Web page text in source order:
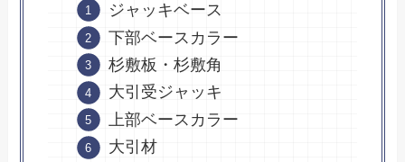
ジャッキベース
下部ベースカラー
杉敷板・杉敷角
大引受ジャッキ
上部ベースカラー
大引材